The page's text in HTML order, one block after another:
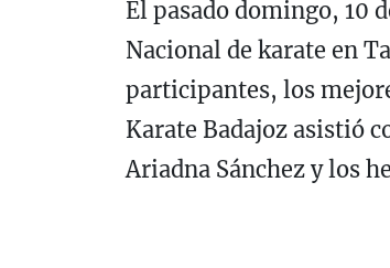
El pasado domingo, 10
Nacional de karate en
participantes, los
Karate Badajoz asistió
Ariadna Sánchez y los